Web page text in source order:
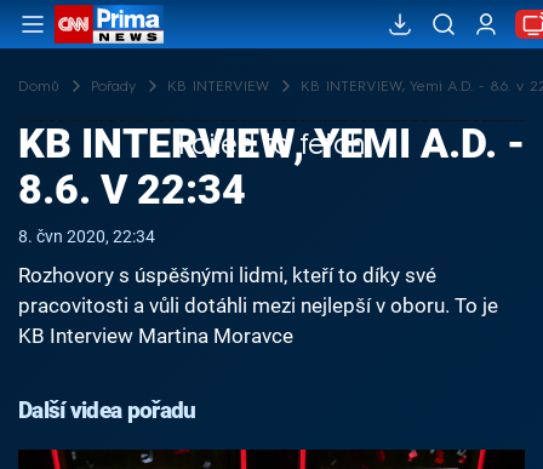
Domů Pořady KB INTERVIEW KB INTERVIEW, Yemi A.D. - 8.6. v
Failed to fetch
KB INTERVIEW, YEMI A.D. -
8.6. V 22:34
8. čvn 2020, 22:34
Rozhovory s úspěšnými lidmi, kteří to díky své
pracovitosti a vůli dotáhli mezi nejlepší v oboru. To je
KB Interview Martina Moravce
Další videa pořadu